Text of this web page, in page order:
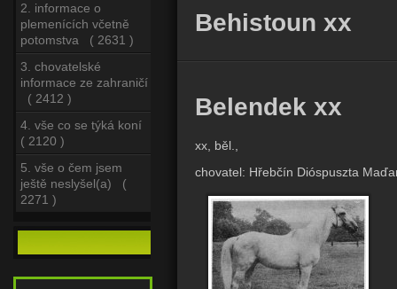
2. informace o
plemenících včetně
potomstva ( 2631 )
3. chovatelské
informace ze zahraničí
( 2412 )
4. vše co se týká koní
( 2120 )
5. vše o čem jsem
ještě neslyšel(a) (
2271 )
Behistoun xx
Belendek xx
xx, běl.,
chovatel: Hřebčín Dióspuszta